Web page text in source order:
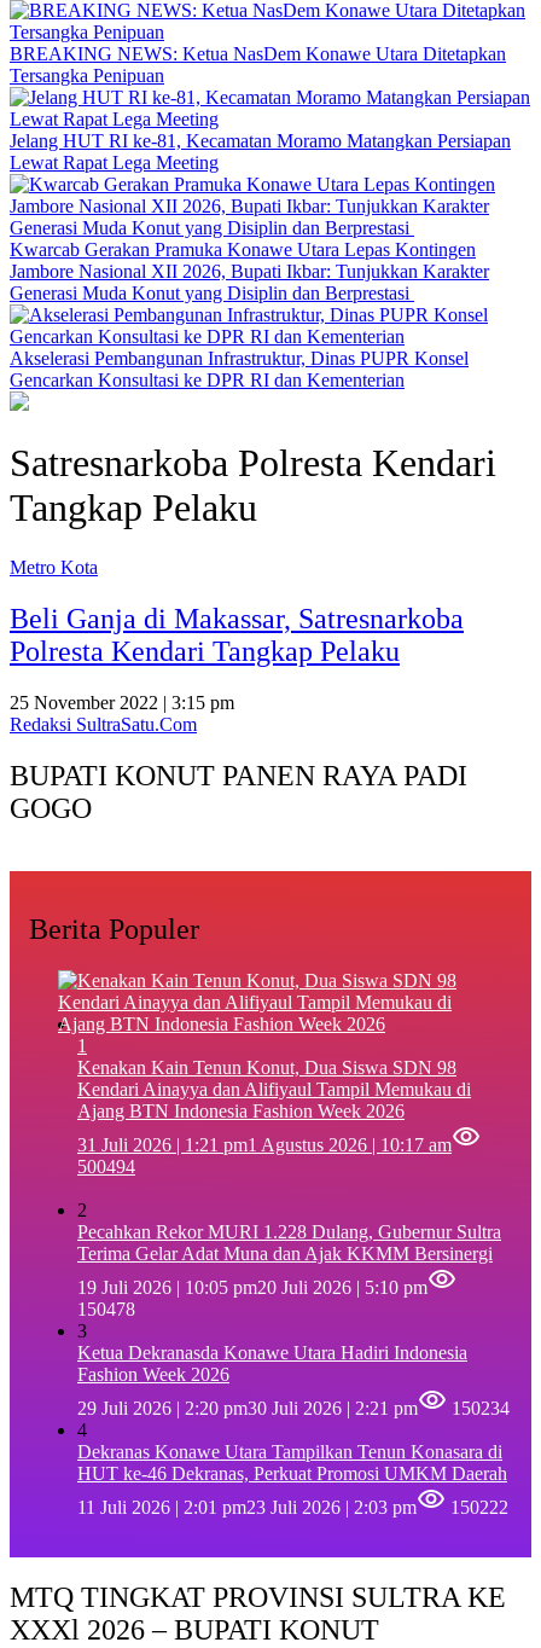
BREAKING NEWS: Ketua NasDem Konawe Utara Ditetapkan
Tersangka Penipuan
‎Jelang HUT RI ke-81, Kecamatan Moramo Matangkan Persiapan
Lewat Rapat Lega Meeting
‎Kwarcab Gerakan Pramuka Konawe Utara Lepas Kontingen
Jambore Nasional XII 2026, Bupati Ikbar: Tunjukkan Karakter
Generasi Muda Konut yang Disiplin dan Berprestasi ‎
Akselerasi Pembangunan Infrastruktur, Dinas PUPR Konsel
Gencarkan Konsultasi ke DPR RI dan Kementerian
Satresnarkoba Polresta Kendari
Tangkap Pelaku
Metro Kota
Beli Ganja di Makassar, Satresnarkoba
Polresta Kendari Tangkap Pelaku
25 November 2022 | 3:15 pm
Redaksi SultraSatu.Com
BUPATI KONUT PANEN RAYA PADI
GOGO
Berita Populer
1
‎Kenakan Kain Tenun Konut, Dua Siswa SDN 98
Kendari Ainayya dan Alifiyaul Tampil Memukau di
Ajang BTN Indonesia Fashion Week 2026
31 Juli 2026 | 1:21 pm1 Agustus 2026 | 10:17 am
500494
2
Pecahkan Rekor MURI 1.228 Dulang, Gubernur Sultra
Terima Gelar Adat Muna dan Ajak KKMM Bersinergi
19 Juli 2026 | 10:05 pm20 Juli 2026 | 5:10 pm
150478
3
Ketua Dekranasda Konawe Utara Hadiri Indonesia
Fashion Week 2026
29 Juli 2026 | 2:20 pm30 Juli 2026 | 2:21 pm
150234
4
Dekranas Konawe Utara Tampilkan Tenun Konasara di
HUT ke-46 Dekranas, Perkuat Promosi UMKM Daerah
11 Juli 2026 | 2:01 pm23 Juli 2026 | 2:03 pm 150222
MTQ TINGKAT PROVINSI SULTRA KE
XXXl 2026 – BUPATI KONUT